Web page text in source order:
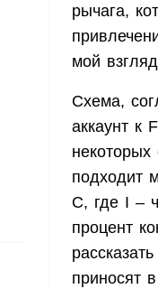
рычага,
мой
Схема,
аккаунт к
подходит
С, где I –
процент
приносят